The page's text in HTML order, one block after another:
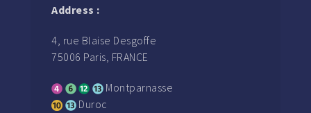
Address :
4, rue Blaise Desgoffe
75006 Paris, FRANCE
Montparnasse
Duroc